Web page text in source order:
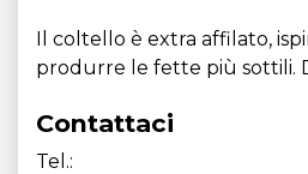
Il coltello è extra affilato,
produrre le fette più sottili.
Contattaci
Tel.: